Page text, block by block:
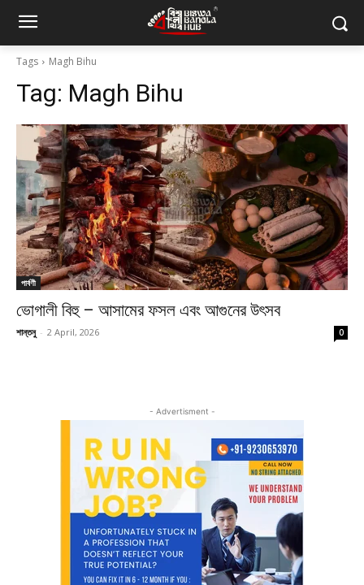
Tags Magh Bihu
Tag: Magh Bihu
পার্বণী
ভোগালী বিহু – আসামের ফসল এবং আগুনের উৎসব
শান্তনু - 2 April, 2026 0
- Advertisment -